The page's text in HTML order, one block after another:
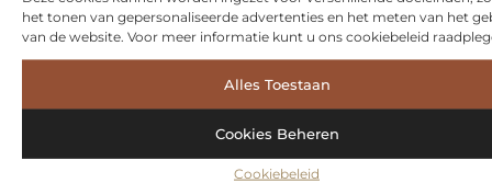
het tonen van gepersonaliseerde advertenties en het meten van het
van de website. Voor meer informatie kunt u ons cookiebeleid
Alles Toestaan
Cookies Beheren
Cookiebeleid
Bekijk meer informatie over Samen-1.nl